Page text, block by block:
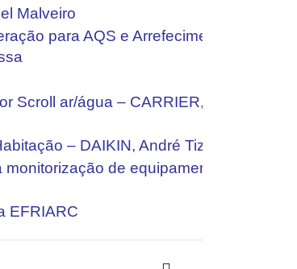
Malveiro
para AQS e Arrefecimento
Scroll ar/água – CARRIER, Anselmo
– DAIKIN, André Tiza
de equipamentos –
EFRIARC